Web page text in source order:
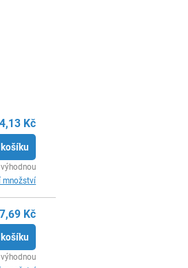
Kč
množství
Kč